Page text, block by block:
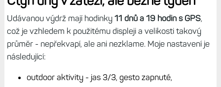
důležitá především ta druhá, protože s ní přichází i
tréninková zátěž, tréninkový efekt a poměr zátěže. Z
tohoto pohledu jsou FR 170 opravdu plně vybavené
tréninkové hodinky, které zvládají také nového fitness
trenéra. Chybí snad jen triatlon.
Nepřehlédněte:Tréninkové plány Fitness Coach: